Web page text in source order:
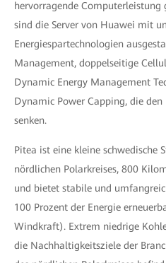
hervorragende
sind die Server von Huawei mit
Energiespartechnologien
Management, doppelseitige
Dynamic Energy Management
Dynamic Power Capping, die
senken.
Pitea ist eine kleine schwedische
nördlichen Polarkreises, 800
und bietet stabile und
100 Prozent der Energie
Windkraft). Extrem niedrige
die Nachhaltigkeitsziele der